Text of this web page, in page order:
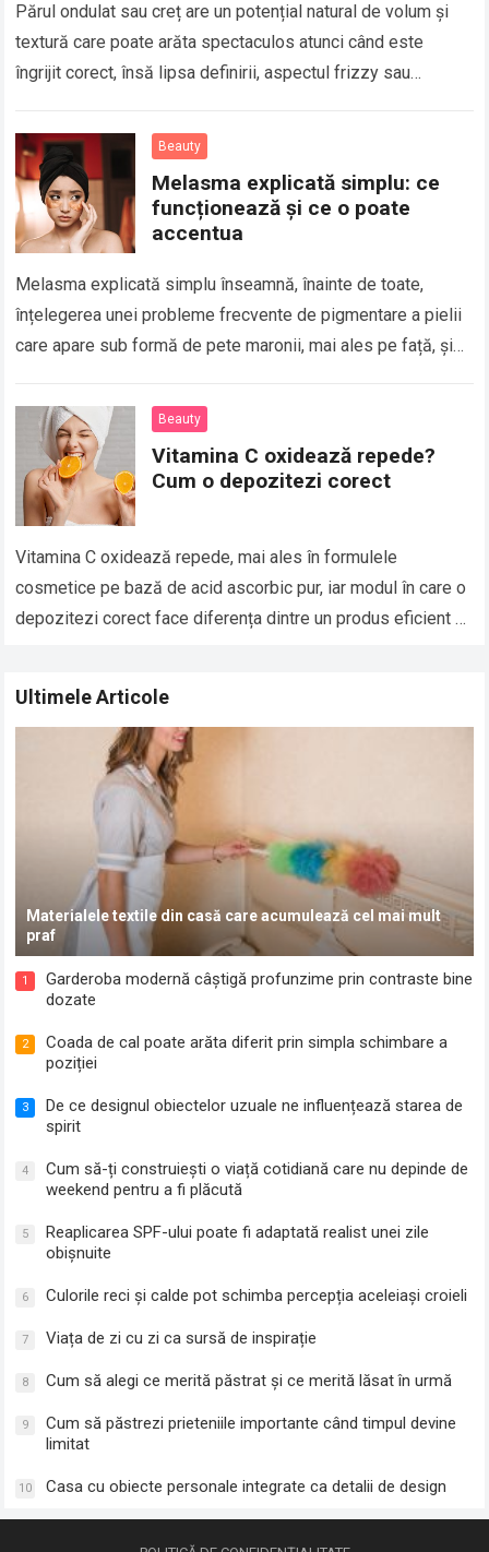
Părul ondulat sau creț are un potențial natural de volum și
textură care poate arăta spectaculos atunci când este
îngrijit corect, însă lipsa definirii, aspectul frizzy sau
Beauty
Melasma explicată simplu: ce
funcționează și ce o poate
accentua
Melasma explicată simplu înseamnă, înainte de toate,
înțelegerea unei probleme frecvente de pigmentare a pielii
care apare sub formă de pete maronii, mai ales pe față, și
Beauty
Vitamina C oxidează repede?
Cum o depozitezi corect
Vitamina C oxidează repede, mai ales în formulele
cosmetice pe bază de acid ascorbic pur, iar modul în care o
depozitezi corect face diferența dintre un produs eficient și
Ultimele Articole
Materialele textile din casă care acumulează cel mai mult
praf
1
Garderoba modernă câștigă profunzime prin contraste bine
dozate
2
Coada de cal poate arăta diferit prin simpla schimbare a
poziției
3
De ce designul obiectelor uzuale ne influențează starea de
spirit
4
Cum să-ți construiești o viață cotidiană care nu depinde de
weekend pentru a fi plăcută
5
Reaplicarea SPF-ului poate fi adaptată realist unei zile
obișnuite
6 Culorile reci și calde pot schimba percepția aceleiași croieli
7 Viața de zi cu zi ca sursă de inspirație
8 Cum să alegi ce merită păstrat și ce merită lăsat în urmă
9
Cum să păstrezi prieteniile importante când timpul devine
limitat
10 Casa cu obiecte personale integrate ca detalii de design